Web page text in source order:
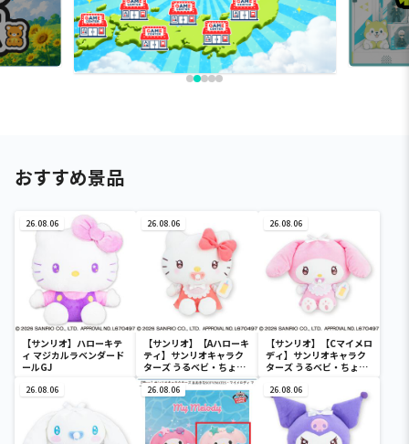
おすすめ景品
26.08.06
【サンリオ】ハローキテ
ィ マジカルラベンダード
ールGJ
26.08.06
【サンリオ】【Aハローキ
ティ】サンリオキャラク
ターズ うるベビ・ちょい
デカドール
26.08.06
【サンリオ】【Cマイメロ
ディ】サンリオキャラク
ターズ うるベビ・ちょい
26.08.06 26.08.06 26.08.06